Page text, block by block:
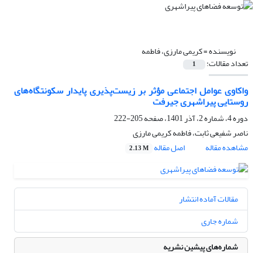
نویسنده =کریمی مارزی، فاطمه
تعداد مقالات: 1
واکاوی عوامل اجتماعی مؤثر بر زیست‌پذیری پایدار سکونتگاه‌های
روستایی پیراشهری جیرفت
دوره 4، شماره 2، آذر 1401، صفحه
205-222
ناصر شفیعی ثابت، فاطمه کریمی مارزی
مشاهده مقاله
اصل مقاله 2.13 M
مقالات آماده انتشار
شماره جاری
شماره‌های پیشین نشریه